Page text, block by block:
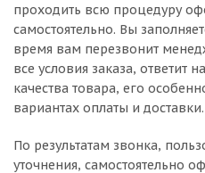
проходить всю процедуру
самостоятельно. Вы
время вам перезвонит
все условия заказа, ответит
качества товара, его
вариантах оплаты и доставки.
По результатам звонка,
уточнения, самостоятельно